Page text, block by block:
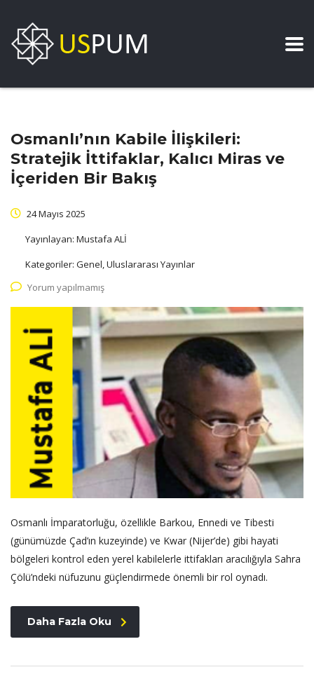
Osmanlı’nın Kabile İlişkileri:
Stratejik İttifaklar, Kalıcı Miras ve
İçeriden Bir Bakış
24 Mayıs 2025
Yayınlayan: Mustafa ALİ
Kategoriler: Genel, Uluslararası Yayınlar
Yorum yapılmamış
Osmanlı İmparatorluğu, özellikle Barkou, Ennedi ve Tibesti
(günümüzde Çad’ın kuzeyinde) ve Kwar (Nijer’de) gibi hayati
bölgeleri kontrol eden yerel kabilelerle ittifakları aracılığıyla Sahra
Çölü’ndeki nüfuzunu güçlendirmede önemli bir rol oynadı.
Daha Fazla Oku